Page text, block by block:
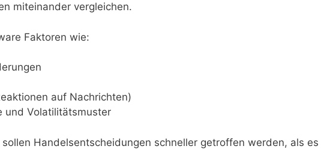
miteinander vergleichen.
Faktoren wie:
auf Nachrichten)
und Volatilitätsmuster
Handelsentscheidungen schneller getroffen werden, als